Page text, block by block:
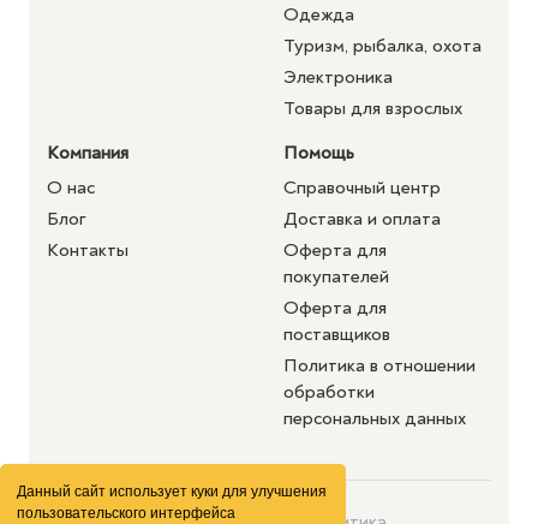
Данный сайт использует куки для улучшения
пользовательского интерфейса
Одежда
Туризм, рыбалка, охота
Электроника
Товары для взрослых
Компания
О нас
Блог
Контакты
Помощь
Справочный центр
Доставка и оплата
Оферта для
покупателей
Оферта для
поставщиков
Политика в отношении
обработки
персональных данных